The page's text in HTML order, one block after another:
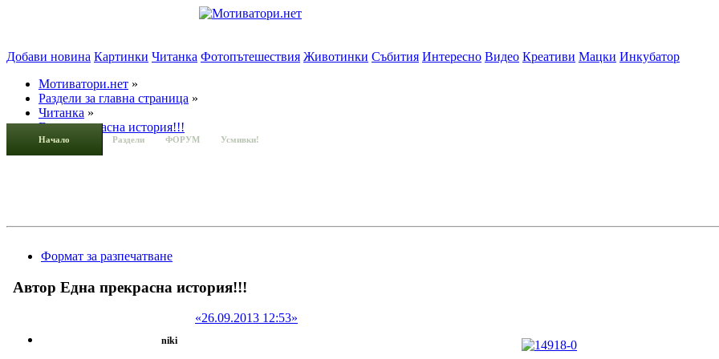
Начало Раздели ФОРУМ Усмивки!
Добави новина Картинки Читанка Фотопътешествия Животинки Събития Интересно Видео Креативи Мацки Инкубатор
Мотиватори.нет »
Раздели за главна страница »
Читанка »
Една прекрасна история!!!
Формат за разпечатване
Автор Една прекрасна история!!!
niki
«26.09.2013 12:53»